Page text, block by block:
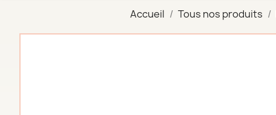
Accueil Tous nos produits